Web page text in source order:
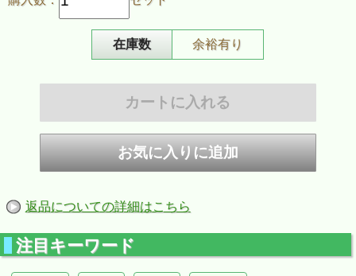
一ノ蔵の代名詞「無鑑査本醸造」シリーズから、
お好みの味わいを1本お選びください。
選べる日本酒（3種類）
・ 一ノ蔵 無鑑査本醸造 甘口
在庫数 余裕有り
返品についての詳細はこちら
注目キーワード